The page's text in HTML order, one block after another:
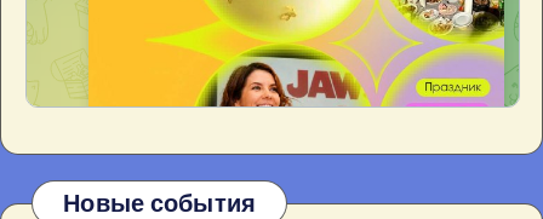
Новые события